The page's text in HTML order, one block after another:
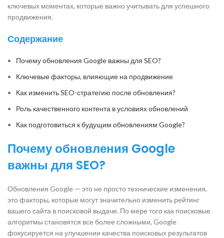
ключевых моментах, которые важно учитывать для успешного
продвижения.
Содержание
Почему обновления Google важны для SEO?
Ключевые факторы, влияющие на продвижение
Как изменить SEO-стратегию после обновления?
Роль качественного контента в условиях обновлений
Как подготовиться к будущим обновлениям Google?
Почему обновления Google
важны для SEO?
Обновления Google — это не просто технические изменения,
это факторы, которые могут значительно изменить рейтинг
вашего сайта в поисковой выдаче. По мере того как поисковые
алгоритмы становятся все более сложными, Google
фокусируется на улучшении качества поисковых результатов